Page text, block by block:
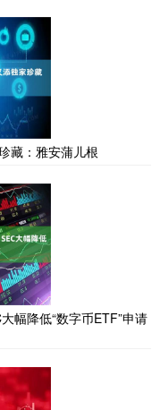
藏：雅安蒲儿根
幅降低“数字币ETF”申请